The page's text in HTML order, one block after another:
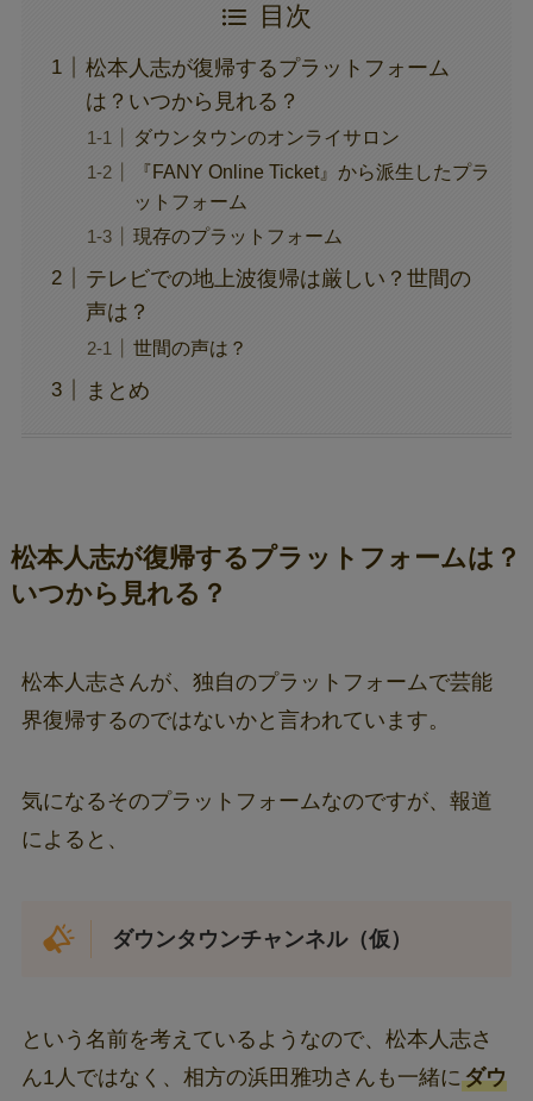
目次
松本人志が復帰するプラットフォーム
は？いつから見れる？
ダウンタウンのオンライサロン
『FANY Online Ticket』から派生したプラ
ットフォーム
現存のプラットフォーム
テレビでの地上波復帰は厳しい？世間の
声は？
世間の声は？
まとめ
松本人志が復帰するプラットフォームは？
いつから見れる？
松本人志さんが、独自のプラットフォームで芸能
界復帰するのではないかと言われています。
気になるそのプラットフォームなのですが、報道
によると、
ダウンタウンチャンネル（仮）
という名前を考えているようなので、松本人志さ
ん1人ではなく、相方の浜田雅功さんも一緒にダウ